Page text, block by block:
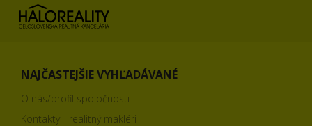
NAJČASTEJŠIE VYHĽADÁVANÉ
O nás/profil spoločnosti
Kontakty - realitný makléri